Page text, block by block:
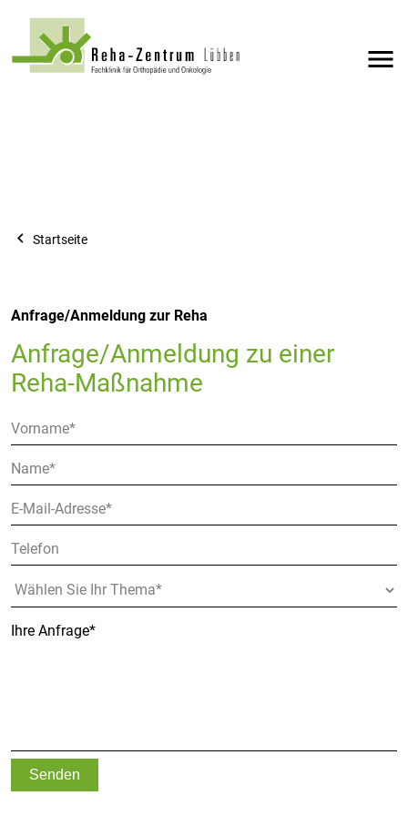
menu
navigate_before Startseite
Anfrage/Anmeldung zur Reha
Anfrage/Anmeldung zu einer
Reha-Maßnahme
Senden